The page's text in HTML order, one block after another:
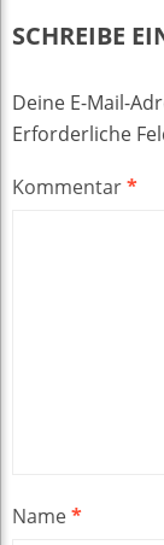
SCHREIBE
Deine E-Mail-
Erforderliche
Kommentar*
Name*